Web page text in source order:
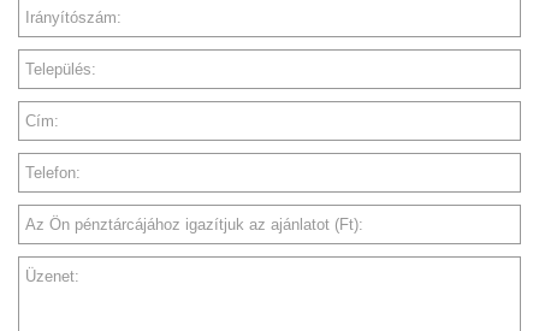
Irányítószám:
Település:
Cím:
Telefon:
Az Ön pénztárcájához igazítjuk az ajánlatot (Ft):
Üzenet: